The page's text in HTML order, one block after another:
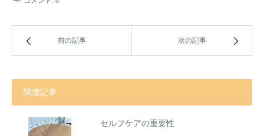
前の記事 次の記事
関連記事
セルフケアの重要性